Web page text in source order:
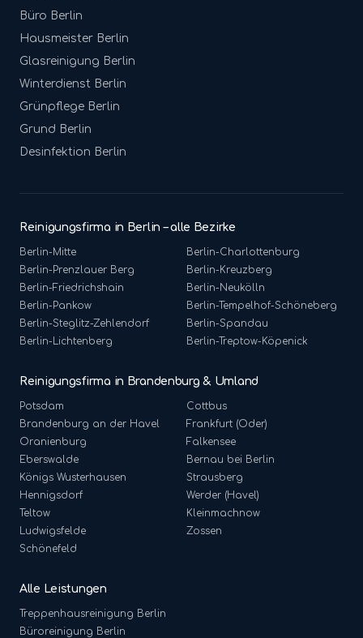
Büro Berlin
Hausmeister Berlin
Glasreinigung Berlin
Winterdienst Berlin
Grünpflege Berlin
Grund Berlin
Desinfektion Berlin
Reinigungsfirma in Berlin – alle Bezirke
Berlin-Mitte Berlin-Charlottenburg
Berlin-Prenzlauer Berg Berlin-Kreuzberg
Berlin-Friedrichshain Berlin-Neukölln
Berlin-Pankow Berlin- Tempelhof-Schöneberg
Berlin-Steglitz-Zehlendorf Berlin-Spandau
Berlin- Lichtenberg Berlin- Treptow-Köpenick
Reinigungsfirma in Brandenburg & Umland
Potsdam
Cottbus
Brandenburg an der Havel
Frankfurt (Oder)
Oranienburg
Falkensee
Eberswalde
Bernau bei Berlin
Königs Wusterhausen
Strausberg
Hennigsdorf
Werder (Havel)
Teltow
Kleinmachnow
Ludwigsfelde
Zossen
Schönefeld
Alle Leistungen
Treppenhausreinigung Berlin
Büroreinigung Berlin